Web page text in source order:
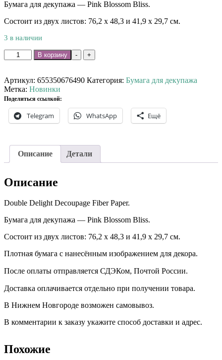
Бумага для декупажа — Pink Blossom Bliss.
Состоит из двух листов: 76,2 х 48,3 и 41,9 х 29,7 см.
3 в наличии
-
Количество
товара
для
декупажа
-
Pink
Blossom
Bliss.
+
В корзину
Артикул: 655350676490 Категория: Бумага для декупажа
Метка: Новинки
Поделиться ссылкой:
Telegram WhatsApp Ещё
Описание Детали
Описание
Double Delight Decoupage Fiber Paper.
Бумага для декупажа — Pink Blossom Bliss.
Состоит из двух листов: 76,2 х 48,3 и 41,9 х 29,7 см.
Плотная бумага с нанесённым изображением для декора.
После оплаты отправляется СДЭКом, Почтой России. ⠀
Доставка оплачивается отдельно при получении товара. ⠀
В Нижнем Новгороде возможен самовывоз.
В комментарии к заказу укажите способ доставки и адрес.
Похожие